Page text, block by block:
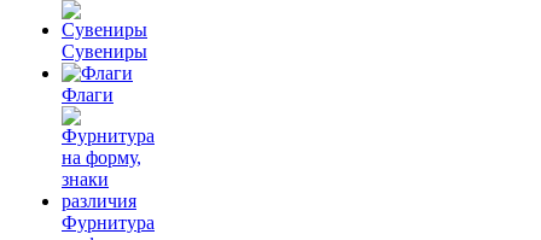
Сувениры
Флаги
Фурнитура